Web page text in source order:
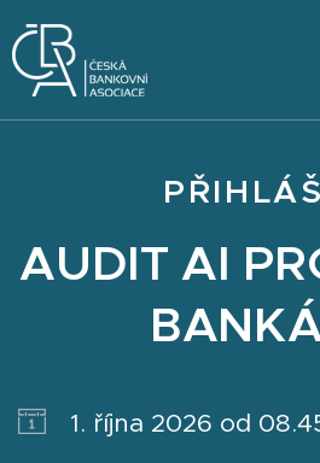
AUDIT AI
1. října 2026 od